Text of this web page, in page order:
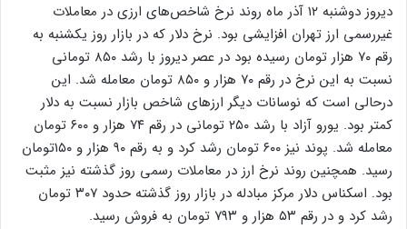
دیروز دوشنبه ۱۲ آذر ماه روند نرخ شاخص‌های ارزی در معاملات
غیررسمی ارز تهران افزایشی بود. نرخ دلار که در بازار روز یکشنبه به
رقم ۷۰ هزار تومان رسیده بود در عصر دیروز با رشد ۸۵۰ تومانی
نسبت به این نرخ در رقم ۷۰ هزار و ۸۵۰ تومان معامله شد. این
درحالی است که نوسانات دیگر ارز‌های شاخص بازار نسبت به دلار
کمتر بود. یورو آزاد با رشد ۲۵۰ تومانی در رقم ۷۴ هزار و ۶۰۰ تومان
معامله شد. پوند نیز ۶۰۰ تومان رشد کرد و به رقم ۹۰ هزار و ۱۵۰تومان
رسید. همچنین روند نرخ ارز در معاملات رسمی روز گذشته نیز مثبت
بود. اسکناس دلار مرکز مبادله در بازار روز گذشته حدود ۳۰۷ تومان
رشد کرد و در رقم ۵۳ هزار و ۷۹۳ تومان به فروش رسید.